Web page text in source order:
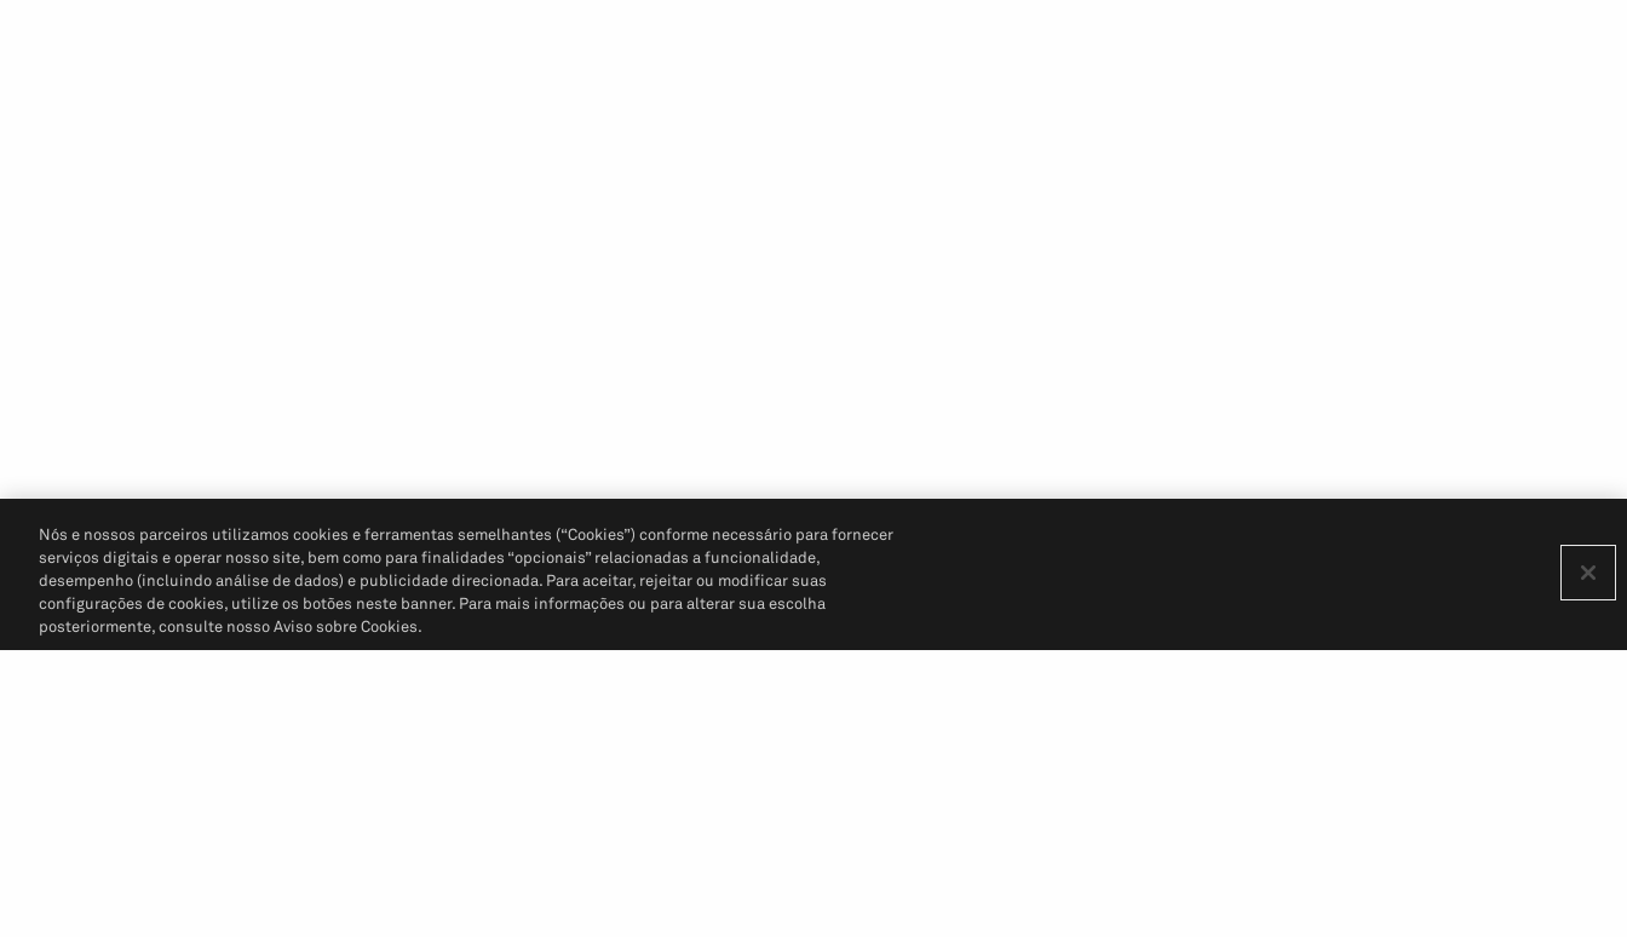
Nós e nossos parceiros utilizamos cookies e ferramentas semelhantes (“Cookies”) conforme necessário para fornecer
serviços digitais e operar nosso site, bem como para finalidades “opcionais” relacionadas a funcionalidade,
desempenho (incluindo análise de dados) e publicidade direcionada. Para aceitar, rejeitar ou modificar suas
configurações de cookies, utilize os botões neste banner. Para mais informações ou para alterar sua escolha
posteriormente, consulte nosso Aviso sobre Cookies.